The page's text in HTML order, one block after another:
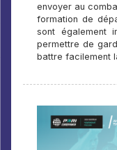
envoyer au
formation de
sont également
permettre de
battre facilement